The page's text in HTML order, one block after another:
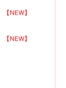
【NEW】
【NEW】